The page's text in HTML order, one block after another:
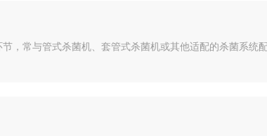
，常与管式杀菌机、套管式杀菌机或其他适配的杀菌系统